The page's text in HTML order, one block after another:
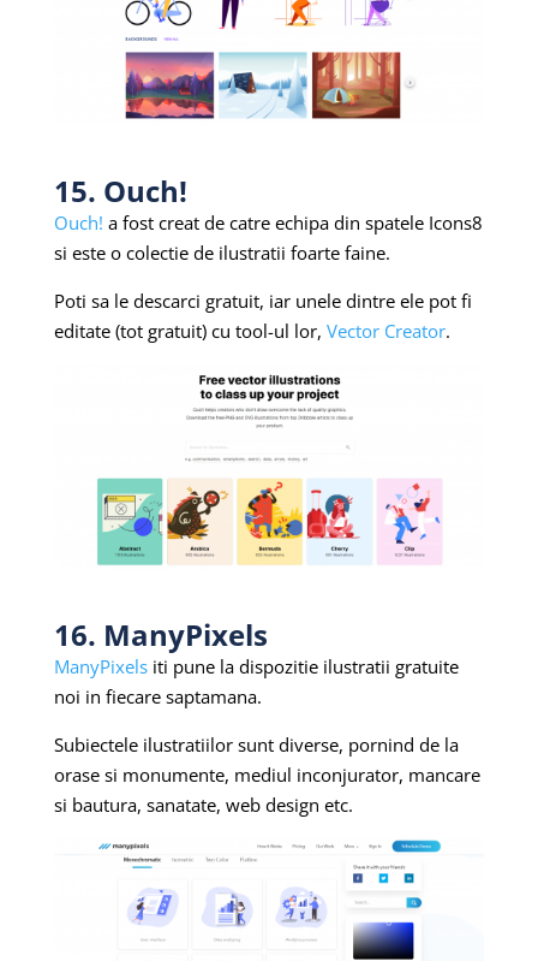
15. Ouch!
Ouch! a fost creat de catre echipa din spatele Icons8
si este o colectie de ilustratii foarte faine.
Poti sa le descarci gratuit, iar unele dintre ele pot fi
editate (tot gratuit) cu tool-ul lor, Vector Creator.
16. ManyPixels
ManyPixelsiti pune la dispozitie ilustratii gratuite
noi in fiecare saptamana.
Subiectele ilustratiilor sunt diverse, pornind de la
orase si monumente, mediul inconjurator, mancare
si bautura, sanatate, web design etc.